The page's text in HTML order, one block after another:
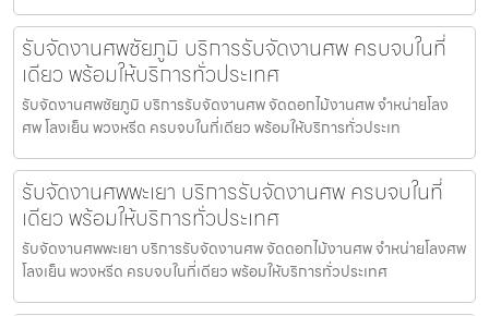
รับจัดงานศพชัยภูมิ บริการรับจัดงานศพ ครบจบในที่
เดียว พร้อมให้บริการทั่วประเทศ
รับจัดงานศพชัยภูมิ บริการรับจัดงานศพ จัดดอกไม้งานศพ จำหน่ายโลง
ศพ โลงเย็น พวงหรีด ครบจบในที่เดียว พร้อมให้บริการทั่วประเท
รับจัดงานศพพะเยา บริการรับจัดงานศพ ครบจบในที่
เดียว พร้อมให้บริการทั่วประเทศ
รับจัดงานศพพะเยา บริการรับจัดงานศพ จัดดอกไม้งานศพ จำหน่ายโลงศพ
โลงเย็น พวงหรีด ครบจบในที่เดียว พร้อมให้บริการทั่วประเทศ